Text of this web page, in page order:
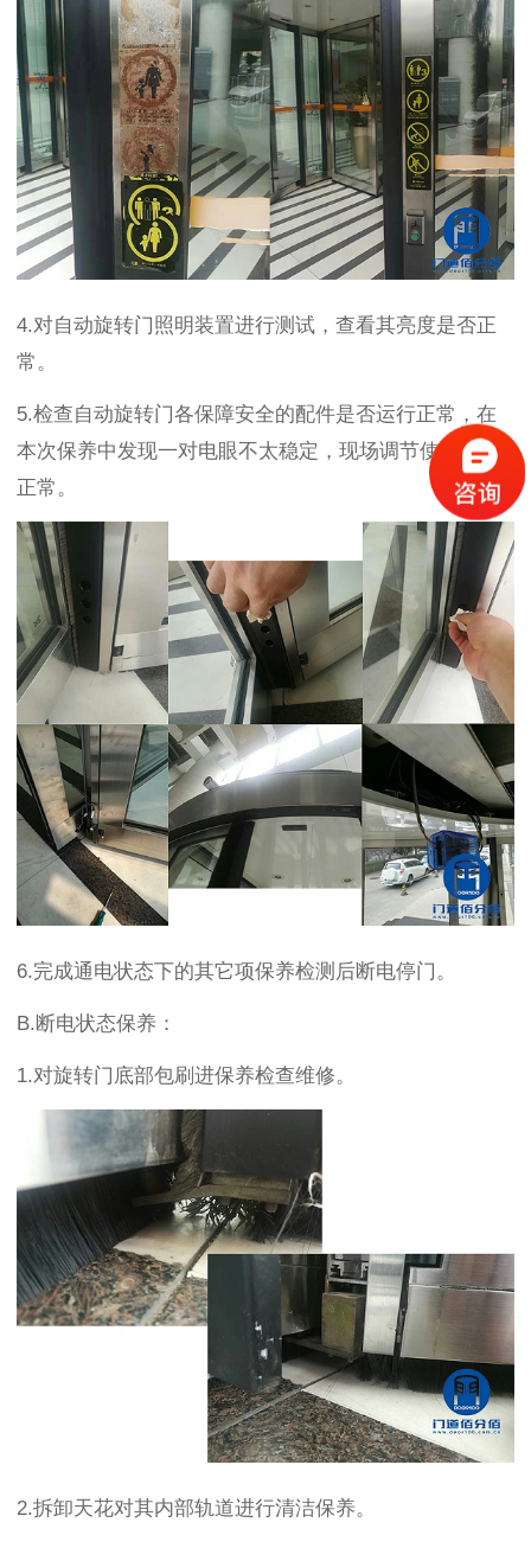
4.对自动旋转门照明装置进行测试，查看其亮度是否正
常。
5.检查自动旋转门各保障安全的配件是否运行正常，在
本次保养中发现一对电眼不太稳定，现场调节使其恢复
正常。
6.完成通电状态下的其它项保养检测后断电停门。
B.断电状态保养：
1.对旋转门底部包刷进保养检查维修。
2.拆卸天花对其内部轨道进行清洁保养。